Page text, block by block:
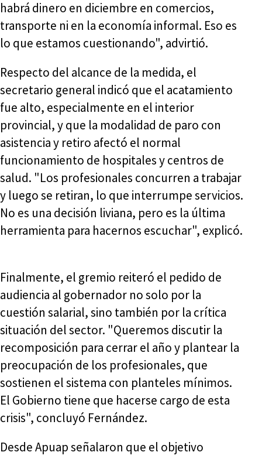
habrá dinero en diciembre en comercios,
transporte ni en la economía informal. Eso es
lo que estamos cuestionando", advirtió.
Respecto del alcance de la medida, el
secretario general indicó que el acatamiento
fue alto, especialmente en el interior
provincial, y que la modalidad de paro con
asistencia y retiro afectó el normal
funcionamiento de hospitales y centros de
salud. "Los profesionales concurren a trabajar
y luego se retiran, lo que interrumpe servicios.
No es una decisión liviana, pero es la última
herramienta para hacernos escuchar", explicó.
Finalmente, el gremio reiteró el pedido de
audiencia al gobernador no solo por la
cuestión salarial, sino también por la crítica
situación del sector. "Queremos discutir la
recomposición para cerrar el año y plantear la
preocupación de los profesionales, que
sostienen el sistema con planteles mínimos.
El Gobierno tiene que hacerse cargo de esta
crisis", concluyó Fernández.
Desde Apuap señalaron que el objetivo